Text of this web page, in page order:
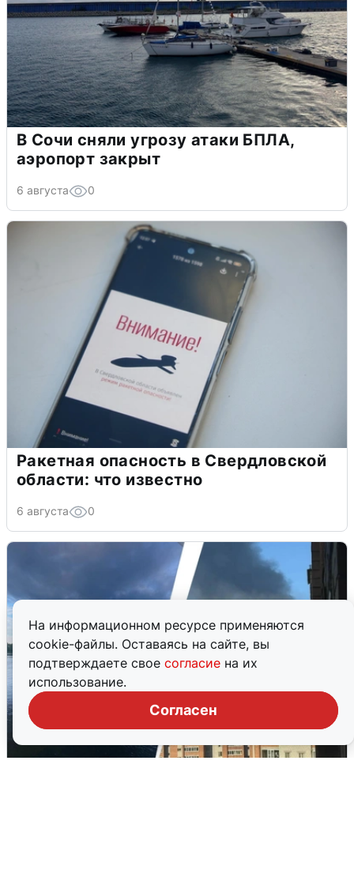
На информационном ресурсе применяются
cookie-файлы. Оставаясь на сайте, вы
подтверждаете свое согласие на их
использование.
Согласен
В Сочи сняли угрозу атаки БПЛА,
аэропорт закрыт
6 августа 0
Ракетная опасность в Свердловской
области: что известно
6 августа 0